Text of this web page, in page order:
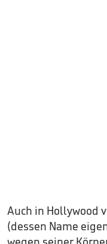
Auch in Hollywood
(dessen Name